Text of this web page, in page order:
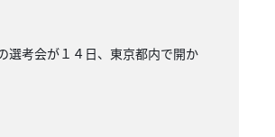
選考会が１４日、東京都内で開か